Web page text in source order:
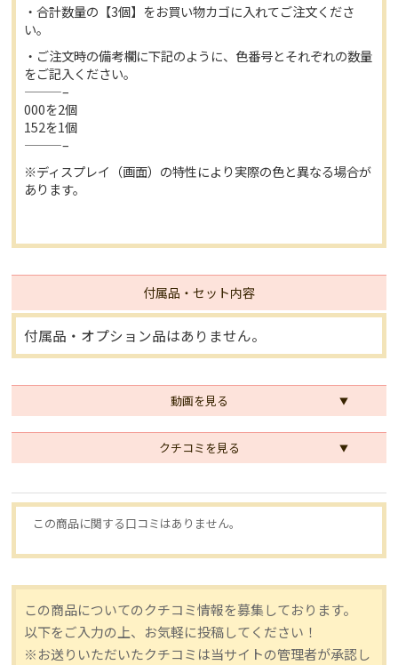
・合計数量の【3個】をお買い物カゴに入れてご注文くださ
い。
・ご注文時の備考欄に下記のように、色番号とそれぞれの数量
をご記入ください。
———–
000を2個
152を1個
———–
※ディスプレイ（画面）の特性により実際の色と異なる場合が
あります。
付属品・セット内容
付属品・オプション品はありません。
動画を見る
クチコミを見る
この商品に関する口コミはありません。
この商品についてのクチコミ情報を募集しております。
以下をご入力の上、お気軽に投稿してください！
※お送りいただいたクチコミは当サイトの管理者が承認し